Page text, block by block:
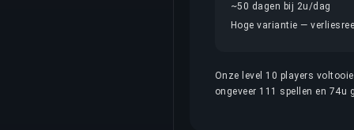
~50 dagen bij 2u/dag
Hoge variantie —
Onze level 10 players
ongeveer 111 spellen en